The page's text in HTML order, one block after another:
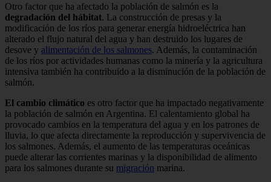
Otro factor que ha afectado la población de salmón es la
degradación del hábitat. La construcción de presas y la
modificación de los ríos para generar energía hidroeléctrica han
alterado el flujo natural del agua y han destruido los lugares de
desove y alimentación de los salmones. Además, la contaminación
de los ríos por actividades humanas como la minería y la agricultura
intensiva también ha contribuido a la disminución de la población de
salmón.
El cambio climático es otro factor que ha impactado negativamente
la población de salmón en Argentina. El calentamiento global ha
provocado cambios en la temperatura del agua y en los patrones de
lluvia, lo que afecta directamente la reproducción y supervivencia de
los salmones. Además, el aumento de las temperaturas oceánicas
puede alterar las corrientes marinas y la disponibilidad de alimento
para los salmones durante su migración marina.